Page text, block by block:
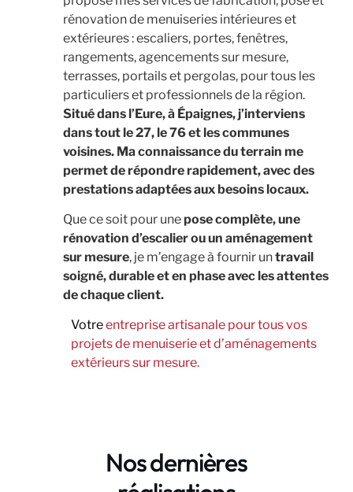
rénovation de menuiseries intérieures et
extérieures : escaliers, portes, fenêtres,
rangements, agencements sur mesure,
terrasses, portails et pergolas, pour tous les
particuliers et professionnels de la région.
Situé dans l’Eure, à Épaignes, j’interviens
dans tout le 27, le 76 et les communes
voisines. Ma connaissance du terrain me
permet de répondre rapidement, avec des
prestations adaptées aux besoins locaux.
Que ce soit pour une pose complète, une
rénovation d’escalier ou un aménagement
sur mesure, je m’engage à fournir untravail
soigné, durable et en phase avec les attentes
de chaque client.
Votreentreprise artisanale pour tous vos
projets de menuiserie et d’aménagements
extérieurs sur mesure.
Nos dernières